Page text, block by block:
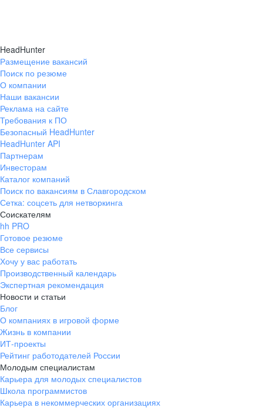
HeadHunter
Размещение вакансий
Поиск по резюме
О компании
Наши вакансии
Реклама на сайте
Требования к ПО
Безопасный HeadHunter
HeadHunter API
Партнерам
Инвесторам
Каталог компаний
Поиск по вакансиям в Славгородском
Сетка: соцсеть для нетворкинга
Соискателям
hh PRO
Готовое резюме
Все сервисы
Хочу у вас работать
Производственный календарь
Экспертная рекомендация
Новости и статьи
Блог
О компаниях в игровой форме
Жизнь в компании
ИТ-проекты
Рейтинг работодателей России
Молодым специалистам
Карьера для молодых специалистов
Школа программистов
Карьера в некоммерческих организациях